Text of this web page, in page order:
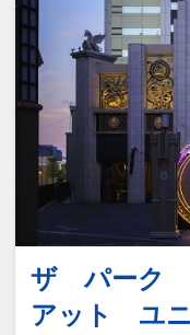
ザ パーク
アット ユ